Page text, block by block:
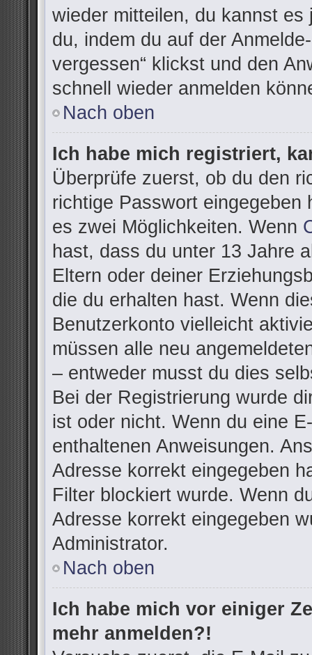
wieder mitteilen, du kannst
du, indem du auf der
vergessen“ klickst und den
schnell wieder anmelden
Nach oben
Ich habe mich registriert,
Überprüfe zuerst, ob du den
richtige Passwort eingegeben
es zwei Möglichkeiten. Wenn
hast, dass du unter 13 Jahre
Eltern oder deiner
die du erhalten hast. Wenn
Benutzerkonto vielleicht
müssen alle neu
– entweder musst du dies
Bei der Registrierung wurde
ist oder nicht. Wenn du eine
enthaltenen Anweisungen.
Adresse korrekt eingegeben
Filter blockiert wurde. Wenn
Adresse korrekt eingegeben
Administrator.
Nach oben
Ich habe mich vor einiger
mehr anmelden?!